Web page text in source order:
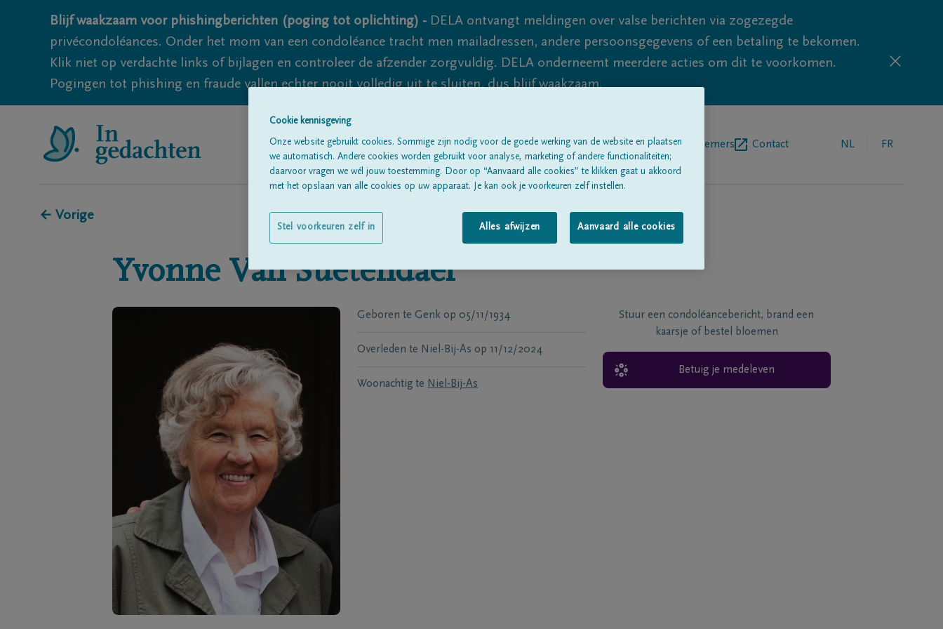
Blijf waakzaam voor phishingberichten (poging tot oplichting) - DELA ontvangt meldingen over valse berichten via zogezegde
privécondoléances. Onder het mom van een condoléance tracht men mailadressen, andere persoonsgegevens of een betaling te bekomen.
Klik niet op verdachte links of bijlagen en controleer de afzender zorgvuldig. DELA onderneemt meerdere acties om dit te voorkomen.
Pogingen tot phishing en fraude vallen echter nooit volledig uit te sluiten, dus blijf waakzaam.
Alle rouwberichtenOver onsBegrafenisondernemers Contact NL FR
← Vorige
Yvonne Van Suetendael
Geboren te Genk op 05/11/1934
Overleden te Niel-Bij-As op 11/12/2024
Woonachtig te Niel-Bij-As
Stuur een condoléancebericht, brand een
kaarsje of bestel bloemen
Betuig je medeleven
Cookie kennisgeving
Onze website gebruikt cookies. Sommige zijn nodig voor de goede werking van de website en plaatsen
we automatisch. Andere cookies worden gebruikt voor analyse, marketing of andere functionaliteiten;
daarvoor vragen we wél jouw toestemming. Door op “Aanvaard alle cookies” te klikken gaat u akkoord
met het opslaan van alle cookies op uw apparaat. Je kan ook je voorkeuren zelf instellen.
Alles afwijzen Aanvaard alle cookies
Stel voorkeuren zelf in